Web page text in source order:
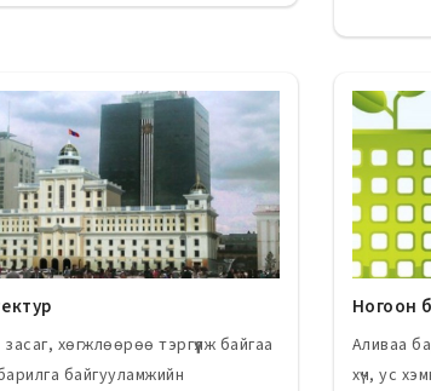
хөгжлөөрөө тэргүүлж байгаа
байгууламжийн
Ногоон
Аливаа
хүч, ус